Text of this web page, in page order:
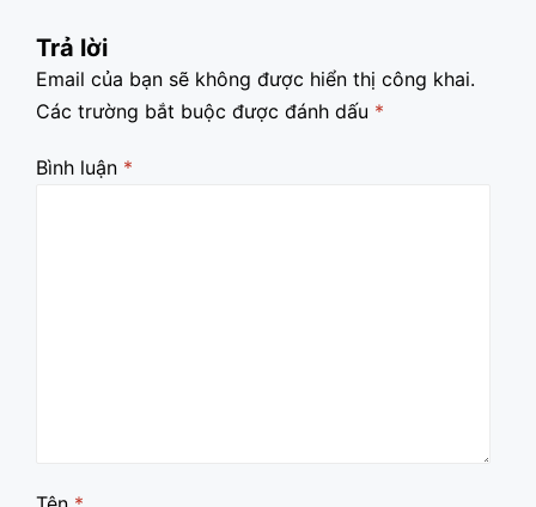
Trả lời
Email của bạn sẽ không được hiển thị công khai.
Các trường bắt buộc được đánh dấu *
Bình luận *